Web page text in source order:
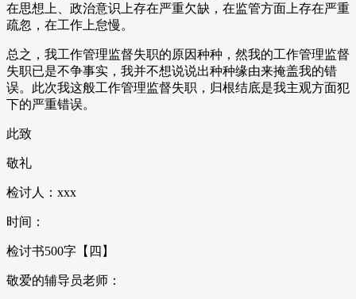
在思想上、政治意识上存在严重欠缺，在监管方面上存在严重
疏忽，在工作上怠慢。
总之，我工作管理监督失职的原因种种，然我的工作管理监督
失职已是不争事实，我并不想说说出种种缘由来掩盖我的错
误。此次我这般工作管理监督失职，归根结底是我主观方面犯
下的严重错误。
此致
敬礼
检讨人：xxx
时间：
检讨书500字【四】
敬爱的辅导员老师：